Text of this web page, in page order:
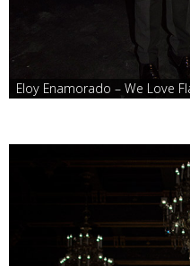
Eloy Enamorado – We Love